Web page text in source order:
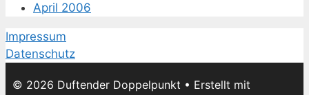
April 2006
Impressum
Datenschutz
© 2026 Duftender Doppelpunkt • Erstellt mit